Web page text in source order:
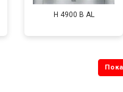
H 4900 B AL